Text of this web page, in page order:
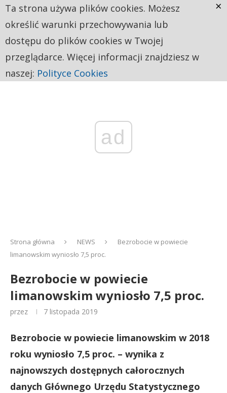
ad
Strona główna NEWS
Bezrobocie w powiecie
limanowskim wyniosło 7,5 proc.
Bezrobocie w powiecie
limanowskim wyniosło 7,5 proc.
przez 7 listopada 2019
Bezrobocie w powiecie limanowskim w 2018
roku wyniosło 7,5 proc. – wynika z
najnowszych dostępnych całorocznych
danych Głównego Urzędu Statystycznego
Ta strona używa plików cookies. Możesz
określić warunki przechowywania lub
dostępu do plików cookies w Twojej
przeglądarce. Więcej informacji znajdziesz w
naszej: Polityce Cookies
×